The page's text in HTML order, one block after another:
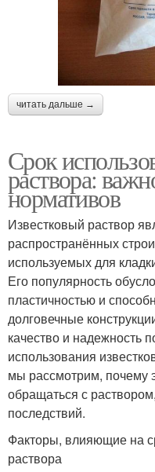
читать дальше →
Срок
раствора:
нормативов
Известковый раствор
распространённых
используемых для
Его популярность
пластичностью и
долговечные
качество и надежность
использования
мы рассмотрим, почему
обращаться с
последствий.
Факторы, влияющие на
раствора